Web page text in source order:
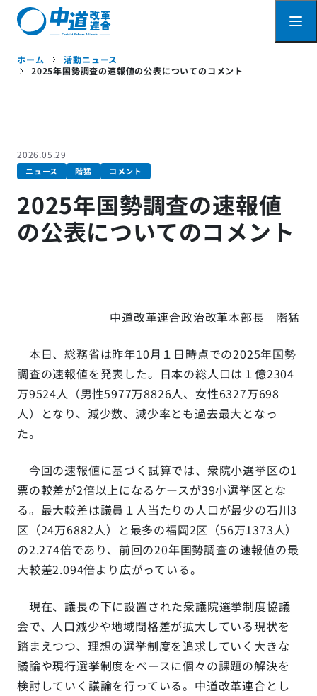
ホーム
活動ニュース
2025年国勢調査の速報値の公表についてのコメント
2025年国勢調査の速報値
の公表についてのコメント
2026.05.29
ニュース 階猛 コメント
中道改革連合政治改革本部長 階猛
本日、総務省は昨年10月１日時点での2025年国勢
調査の速報値を発表した。日本の総人口は１億2304
万9524人（男性5977万8826人、女性6327万698
人）となり、減少数、減少率とも過去最大となっ
た。
今回の速報値に基づく試算では、衆院小選挙区の1
票の較差が2倍以上になるケースが39小選挙区とな
る。最大較差は議員１人当たりの人口が最少の石川3
区（24万6882人）と最多の福岡2区（56万1373人）
の2.274倍であり、前回の20年国勢調査の速報値の最
大較差2.094倍より広がっている。
現在、議長の下に設置された衆議院選挙制度協議
会で、人口減少や地域間格差が拡大している現状を
踏まえつつ、理想の選挙制度を追求していく大きな
議論や現行選挙制度をベースに個々の課題の解決を
検討していく議論を行っている。中道改革連合とし